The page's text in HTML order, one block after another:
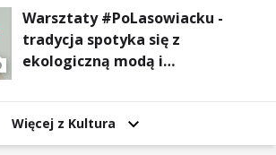
Warsztaty #PoLasowiacku -
tradycja spotyka się z
ekologiczną modą i
Więcej z Kultura